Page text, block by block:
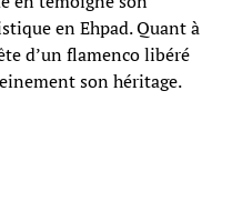
en Ehpad. Quant à
d’un flamenco libéré
son héritage.